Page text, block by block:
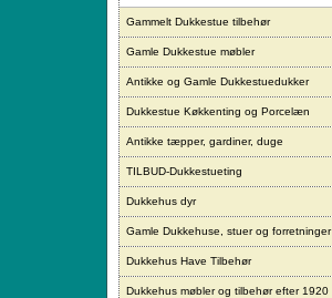
Gammelt Dukkestue tilbehør
Gamle Dukkestue møbler
Antikke og Gamle Dukkestuedukker
Dukkestue Køkkenting og Porcelæn
Antikke tæpper, gardiner, duge
TILBUD-Dukkestueting
Dukkehus dyr
Gamle Dukkehuse, stuer og forretninger
Dukkehus Have Tilbehør
Dukkehus møbler og tilbehør efter 1920